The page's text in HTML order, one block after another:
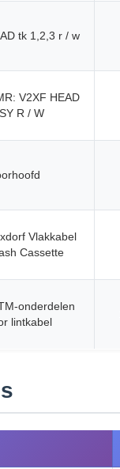
tk 1,2,3 r / w
V2XF HEAD
R / W
Vlakkabel
Cassette
onderdelen
lintkabel